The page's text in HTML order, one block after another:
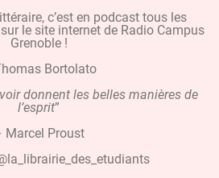
c’est en podcast tous les
le site internet de Radio Campus
Grenoble !
Bortolato
donnent les belles manières de
l’esprit”
Marcel Proust